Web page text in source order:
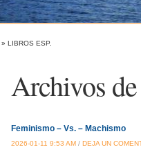
» LIBROS ESP.
Archivos
Feminismo – Vs. – Machismo
2026-01-11 9:53 AM / DEJA UN